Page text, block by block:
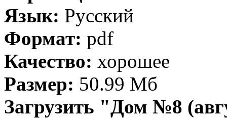
Язык: Русский
Формат: pdf
Качество: хорошее
Размер: 50.99 Мб
Загрузить "Дом №8